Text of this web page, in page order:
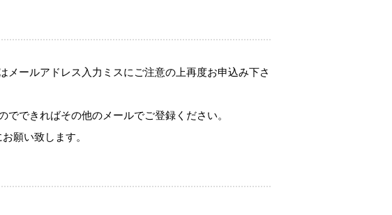
メールアドレス入力ミスにご注意の上再度お申込み下さ
できればその他のメールでご登録ください。
願い致します。